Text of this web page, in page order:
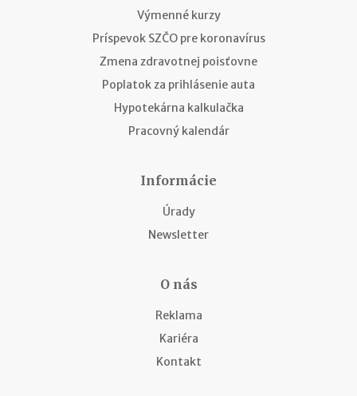
Výmenné kurzy
Príspevok SZČO pre koronavírus
Zmena zdravotnej poisťovne
Poplatok za prihlásenie auta
Hypotekárna kalkulačka
Pracovný kalendár
Informácie
Úrady
Newsletter
O nás
Reklama
Kariéra
Kontakt